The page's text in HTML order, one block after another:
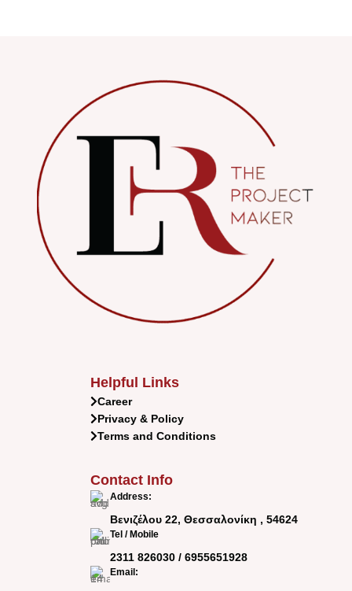
Helpful Links
Career
Privacy & Policy
Terms and Conditions
Contact Info
Address:
Βενιζέλου 22, Θεσσαλονίκη , 54624
Tel / Mobile
2311 826030 /6955651928
Email: